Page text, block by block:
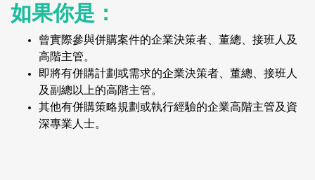
如果你是：
曾實際參與併購案件的企業決策者、董總、接班人及
高階主管。
即將有併購計劃或需求的企業決策者、董總、接班人
及副總以上的高階主管。
其他有併購策略規劃或執行經驗的企業高階主管及資
深專業人士。